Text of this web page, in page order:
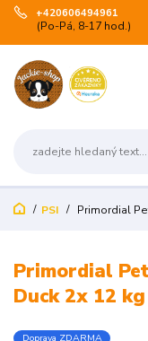
+420606494961
(Po-Pá, 8-17 hod.)
PSI Primordial
Primordial
Duck 2x 12 kg
Doprava ZDARMA